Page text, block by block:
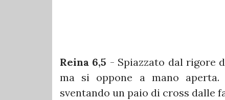
Reina 6,5 - Spiazzato dal rigore
ma si oppone a mano
sventando un paio di cross dalle